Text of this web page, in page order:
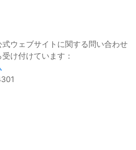
式ウェブサイトに関する問い合わせ
け付けています：